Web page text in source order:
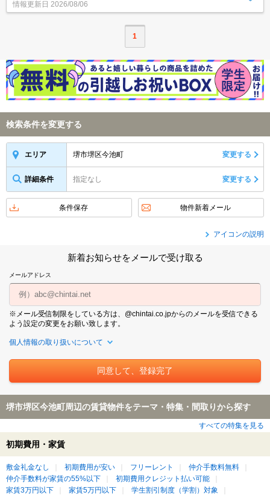
情報更新日 2026/08/06
1
検索条件を変更する
エリア 堺市堺区今池町 変更する
詳細条件 指定なし 変更する
条件保存 物件新着メール
アイコンの説明
新着お知らせをメールで受け取る
メールアドレス
※メール受信制限をしている方は、@chintai.co.jpからのメールを受信できる
よう設定の変更をお願い致します。
個人情報の取り扱いについて
堺市堺区今池町周辺の賃貸物件をテーマ・特集・間取りから探す
すべての特集を見る
初期費用・家賃
敷金礼金なし 初期費用が安い フリーレント
仲介手数料無料
仲介手数料が家賃の55%以下
初期費用クレジット払い可能
家賃3万円以下
家賃5万円以下 学生割引制度（学割）対象